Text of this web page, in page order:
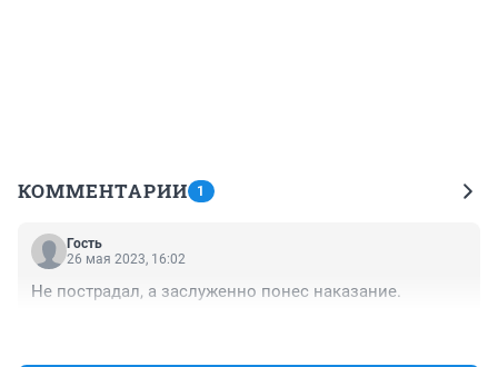
КОММЕНТАРИИ 1
Гость
26 мая 2023, 16:02
Не пострадал, а заслуженно понес наказание.